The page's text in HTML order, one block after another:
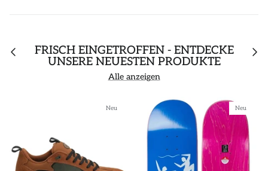
FRISCH EINGETROFFEN - ENTDECKE
UNSERE NEUESTEN PRODUKTE
Alle anzeigen
Neu Neu